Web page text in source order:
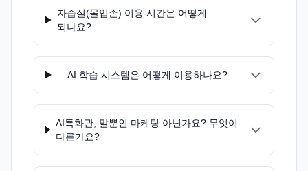
자습실(몰입존) 이용 시간은 어떻게
되나요?
AI 학습 시스템은 어떻게 이용하나요?
AI특화관, 말뿐인 마케팅 아닌가요? 무엇이
다른가요?